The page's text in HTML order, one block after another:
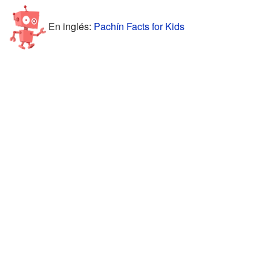
En inglés: Pachín Facts for Kids